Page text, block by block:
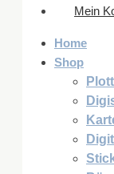
Mein
Home
Shop